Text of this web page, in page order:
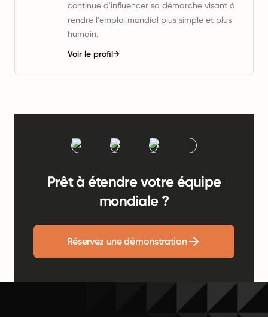
continue d'influencer sa démarche visant à
rendre l'emploi mondial plus simple et plus
humain.
Voir le profil→
Prêt à étendre votre équipe
mondiale ?
Réservez une démonstration